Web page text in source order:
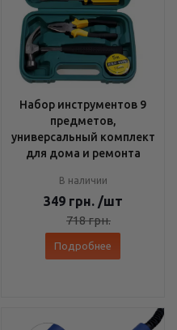
Набор инструментов 9
предметов,
универсальный комплект
для дома и ремонта
В наличии
349 грн. /шт
718грн.
Подробнее